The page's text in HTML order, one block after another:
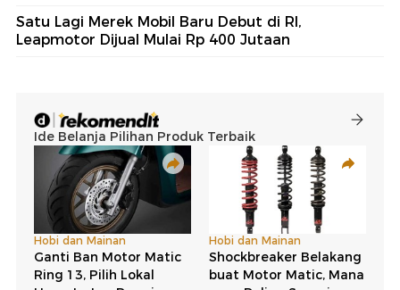
Satu Lagi Merek Mobil Baru Debut di RI,
Leapmotor Dijual Mulai Rp 400 Jutaan